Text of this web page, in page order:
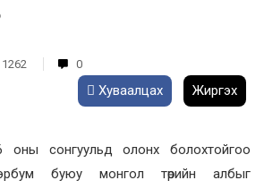
1262 0
Хуваалцах Жиргэх
сонгуульд олонх болохтойгоо
буюу монгол төрийн албыг